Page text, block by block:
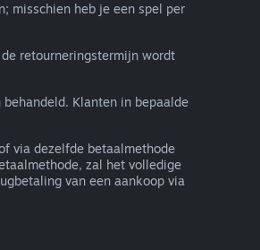
misschien heb je een spel per
retourneringstermijn wordt
Klanten in bepaalde
via dezelfde betaalmethode
zal het volledige
van een aankoop via